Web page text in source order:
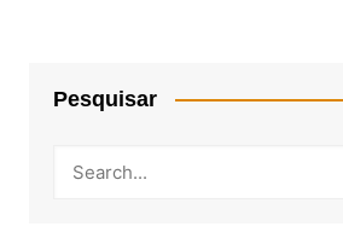
Pesquisar